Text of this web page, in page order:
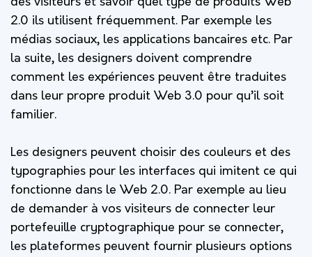
2.0 ils utilisent fréquemment. Par exemple les
médias sociaux, les applications bancaires etc. Par
la suite, les designers doivent comprendre
comment les expériences peuvent être traduites
dans leur propre produit Web 3.0 pour qu’il soit
familier.
Les designers peuvent choisir des couleurs et des
typographies pour les interfaces qui imitent ce qui
fonctionne dans le Web 2.0. Par exemple au lieu
de demander à vos visiteurs de connecter leur
portefeuille cryptographique pour se connecter,
les plateformes peuvent fournir plusieurs options